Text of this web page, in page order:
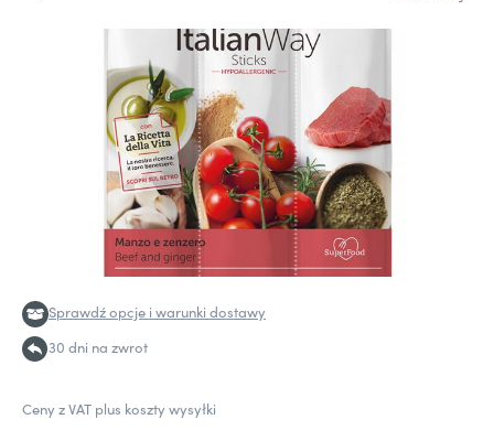
Sprawdź opcje i warunki dostawy
30 dni na zwrot
Ceny z VAT plus koszty wysyłki